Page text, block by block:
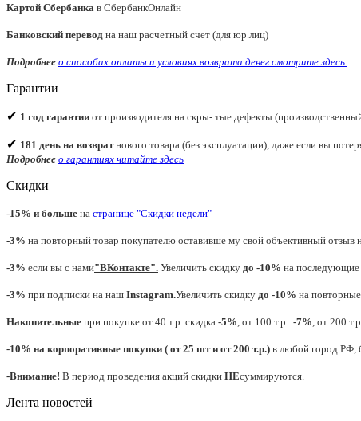
Картой Сбербанка в СбербанкОнлайн
Банковский перевод на наш расчетный счет (для юр.лиц)
Подробнее о способах оплаты и условиях возврата денег смотрите здесь.
Гарантии
✔ 1 год гарантии от производителя на скры- тые дефекты
✔ 181 день на возвратнового товара (без эксплуатации), даже если вы
Подробнее о гарантиях читайте здесь
Скидки
-15% и больше на странице "Скидки недели"
-3% на повторный товар покупателю оставивше му свой объективный отзыв
-3% если вы с нами"ВКонтакте". Увеличить скидку до -10% на последующие
-3% при подписки на наш Instagram.Увеличить скидку до -10% на
Накопительные при покупке от 40 т.р. скидка -5% , от 100 т.р. -7% , от 200
-10% на корпоративные покупки ( от 25 шт и от 200 т.р.) в любой город РФ,
-Внимание! В период проведения акций скидки НЕсуммируются.
Лента новостей